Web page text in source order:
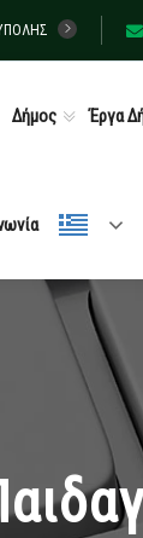
Δήμος Έργα